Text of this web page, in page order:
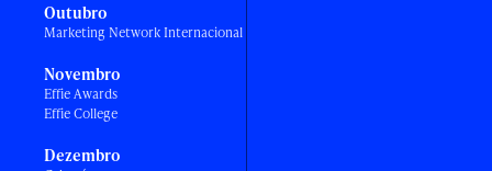
Outubro
Marketing Network Internacional
Novembro
Effie Awards
Effie College
Dezembro